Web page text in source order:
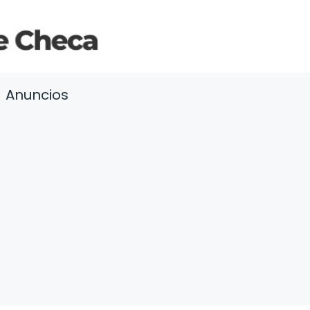
Anuncios